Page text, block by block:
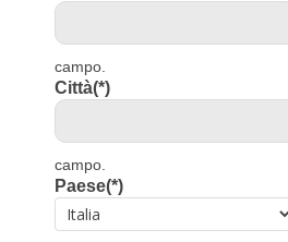
campo.
Città(*)
campo.
Paese(*)